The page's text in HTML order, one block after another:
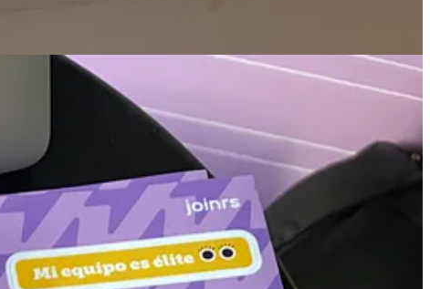
annuale sul mondo del lavoro. Perché sì, il Joinrs Data Loop